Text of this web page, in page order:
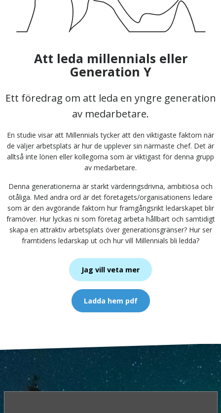
Att leda millennials eller
Generation Y
Ett föredrag om att leda en yngre generation
av medarbetare.
En studie visar att Millennials tycker att den viktigaste faktorn när
de väljer arbetsplats är hur de upplever sin närmaste chef. Det är
alltså inte lönen eller kollegorna som är viktigast för denna grupp
av medarbetare.
Denna generationerna är starkt värderingsdrivna, ambitiösa och
otåliga. Med andra ord är det företagets/organisationens ledare
som är den avgörande faktorn hur framgångsrikt ledarskapet blir
framöver. Hur lyckas ni som företag arbeta hållbart och samtidigt
skapa en attraktiv arbetsplats över generationsgränser? Hur ser
framtidens ledarskap ut och hur vill Millennials bli ledda?
Jag vill veta mer
Ladda hem pdf